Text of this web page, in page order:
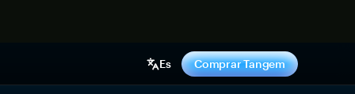
Es Comprar Tangem